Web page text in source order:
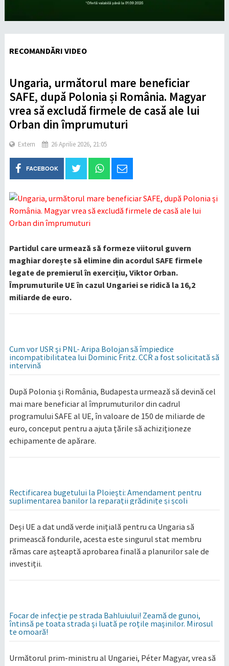
RECOMANDĂRI VIDEO
Ungaria, următorul mare beneficiar
SAFE, după Polonia și România. Magyar
vrea să excludă firmele de casă ale lui
Orban din împrumuturi
Extern 26 Aprilie 2026, 21:05
FACEBOOK
Partidul care urmează să formeze viitorul guvern
maghiar dorește să elimine din acordul SAFE firmele
legate de premierul în exercițiu, Viktor Orban.
Împrumuturile UE în cazul Ungariei se ridică la 16,2
miliarde de euro.
Cum vor USR şi PNL- Aripa Bolojan să împiedice
incompatibilitatea lui Dominic Fritz. CCR a fost solicitată să
intervină
După Polonia și România, Budapesta urmează să devină cel
mai mare beneficiar al împrumuturilor din cadrul
programului SAFE al UE, în valoare de 150 de miliarde de
euro, conceput pentru a ajuta țările să achiziționeze
echipamente de apărare.
Rectificarea bugetului la Ploiești: Amendament pentru
suplimentarea banilor la reparații grădinițe și școli
Deși UE a dat undă verde inițială pentru ca Ungaria să
primească fondurile, acesta este singurul stat membru
rămas care așteaptă aprobarea finală a planurilor sale de
investiții.
Focar de infecție pe strada Bahluiului! Zeamă de gunoi,
întinsă pe toata strada și luată pe roțile mașinilor. Mirosul
te omoară!
Următorul prim-ministru al Ungariei, Péter Magyar, vrea să